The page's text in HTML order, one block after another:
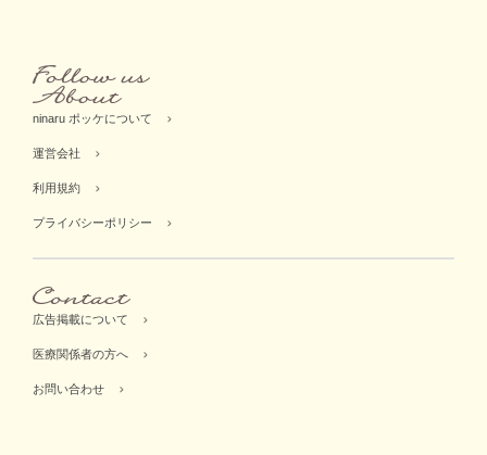
ninaru ポッケについて
運営会社
利用規約
プライバシーポリシー
広告掲載について
医療関係者の方へ
お問い合わせ